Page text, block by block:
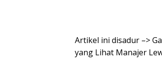
Artikel ini disadur –>
yang Lihat Manajer